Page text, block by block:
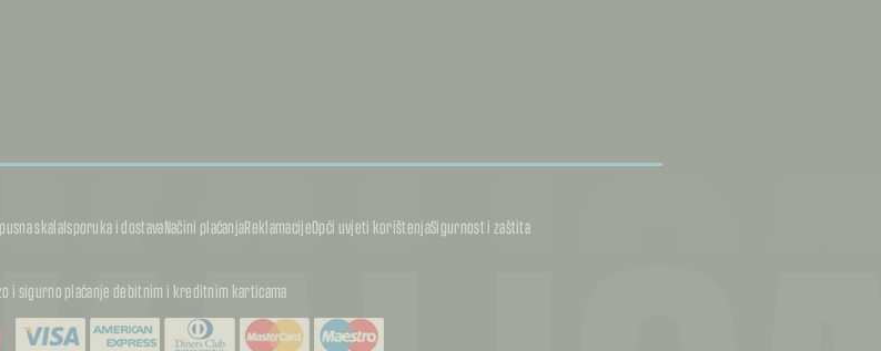
skalaIsporuka i dostavaNačini plaćanjaReklamacijeOpći uvjeti korištenjaSigurnost i zaštita
i sigurno plaćanje debitnim i kreditnim karticama